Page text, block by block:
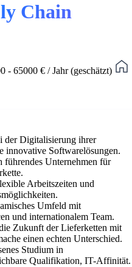
Chain
- 65000 € / Jahr (geschätzt)
der Digitalisierung ihrer
innovative Softwarelösungen.
führendes Unternehmen für
Arbeitszeiten und
Umfeld mit
und internationalem Team.
Zukunft der Lieferketten mit
einen echten Unterschied.
Studium in
Qualifikation, IT-Affinität.